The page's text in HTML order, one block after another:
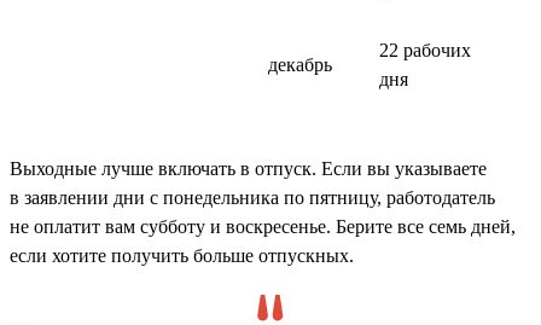
декабрь
22 рабочих
дня
Выходные лучше включать в отпуск. Если вы указываете
в заявлении дни с понедельника по пятницу, работодатель
не оплатит вам субботу и воскресенье. Берите все семь дней,
если хотите получить больше отпускных.